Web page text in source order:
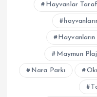
Hayvanlar
Maymun
Nara Parkı